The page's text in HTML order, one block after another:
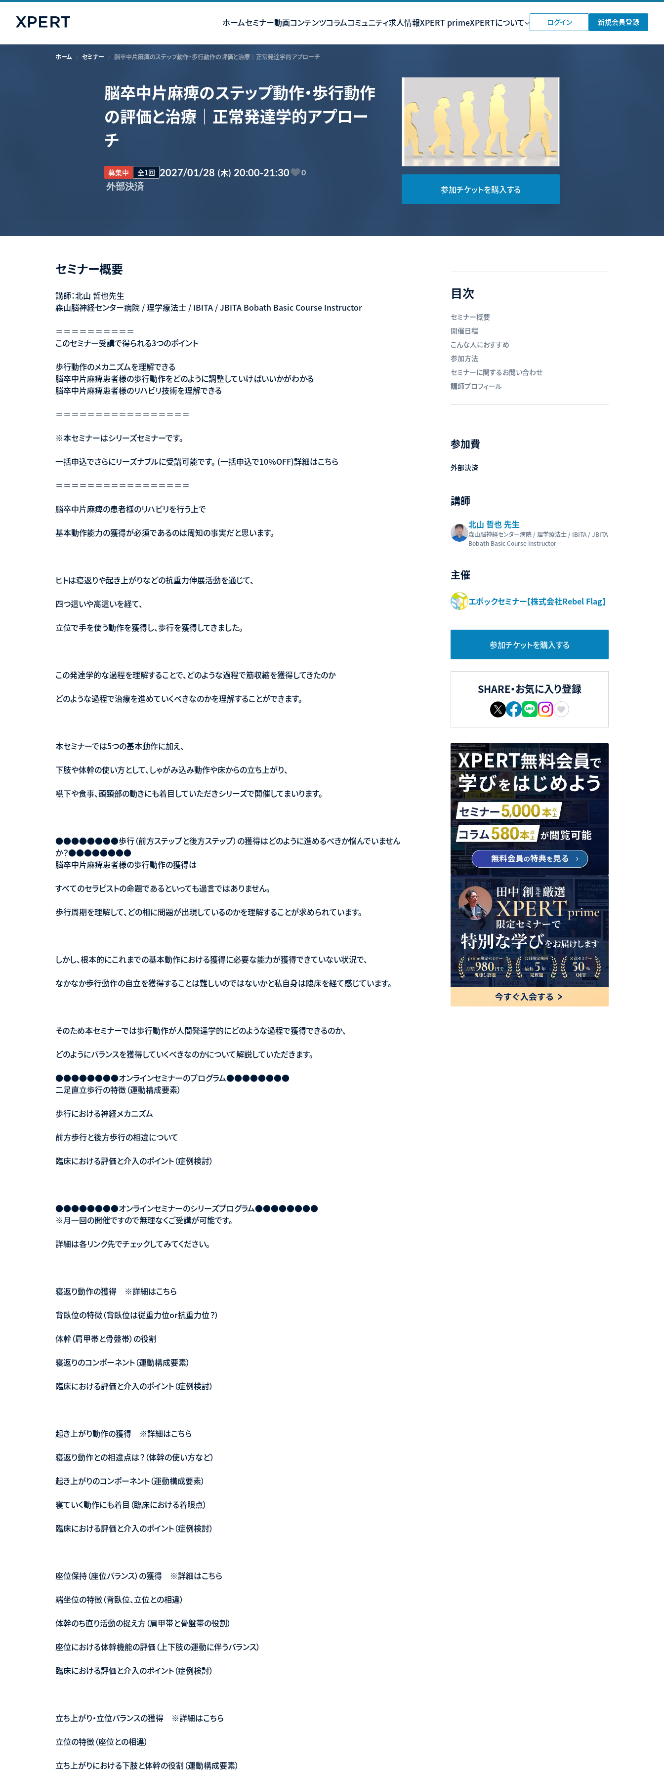
ホームセミナー動画コンテンツコラムコミュニティ求人情報XPERT primeXPERTについて ログイン 新規会員登録
ホーム セミナー 脳卒中片麻痺のステップ動作・歩行動作の評価と治療｜正常発達学的アプローチ
脳卒中片麻痺のステップ動作・歩行動作
の評価と治療｜正常発達学的アプロー
チ
募集中 全1回 2027/01/28 (木) 20:00-21:30 0
外部決済 参加チケットを購入する
目次
セミナー概要
開催日程
こんな人におすすめ
参加方法
セミナーに関するお問い合わせ
講師プロフィール
参加費
外部決済
講師
北山 哲也 先生
森山脳神経センター病院 / 理学療法士 / IBITA / JBITA
Bobath Basic Course Instructor
主催
エポックセミナー【株式会社Rebel Flag】
参加チケットを購入する
SHARE・お気に入り登録
セミナー概要
講師：北山 哲也先生
森山脳神経センター病院 / 理学療法士 / IBITA / JBITA Bobath Basic Course Instructor
＝＝＝＝＝＝＝＝＝＝
このセミナー受講で得られる3つのポイント
歩行動作のメカニズムを理解できる
脳卒中片麻痺患者様の歩行動作をどのように調整していけばいいかがわかる
脳卒中片麻痺患者様のリハビリ技術を理解できる
＝＝＝＝＝＝＝＝＝＝＝＝＝＝＝＝＝
※本セミナーはシリーズセミナーです。
一括申込でさらにリーズナブルに受講可能です。 (一括申込で10％OFF)詳細はこちら
＝＝＝＝＝＝＝＝＝＝＝＝＝＝＝＝＝
脳卒中片麻痺の患者様のリハビリを行う上で
基本動作能力の獲得が必須であるのは周知の事実だと思います。
ヒトは寝返りや起き上がりなどの抗重力伸展活動を通じて、
四つ這いや高這いを経て、
立位で手を使う動作を獲得し、歩行を獲得してきました。
この発達学的な過程を理解することで、どのような過程で筋収縮を獲得してきたのか
どのような過程で治療を進めていくべきなのかを理解することができます。
本セミナーでは5つの基本動作に加え、
下肢や体幹の使い方として、しゃがみ込み動作や床からの立ち上がり、
嚥下や食事、頭頚部の動きにも着目していただきシリーズで開催してまいります。
●●●●●●●●歩行（前方ステップと後方ステップ）の獲得はどのように進めるべきか悩んでいません
か？●●●●●●●●
脳卒中片麻痺患者様の歩行動作の獲得は
すべてのセラピストの命題であるといっても過言ではありません。
歩行周期を理解して、どの相に問題が出現しているのかを理解することが求められています。
しかし、根本的にこれまでの基本動作における獲得に必要な能力が獲得できていない状況で、
なかなか歩行動作の自立を獲得することは難しいのではないかと私自身は臨床を経て感じています。
そのため本セミナーでは歩行動作が人間発達学的にどのような過程で獲得できるのか、
どのようにバランスを獲得していくべきなのかについて解説していただきます。
●●●●●●●●オンラインセミナーのプログラム●●●●●●●●
二足直立歩行の特徴（運動構成要素）
歩行における神経メカニズム
前方歩行と後方歩行の相違について
臨床における評価と介入のポイント（症例検討）
●●●●●●●●オンラインセミナーのシリーズプログラム●●●●●●●●
※月一回の開催ですので無理なくご受講が可能です。
詳細は各リンク先でチェックしてみてください。
寝返り動作の獲得 ※詳細はこちら
背臥位の特徴（背臥位は従重力位or抗重力位？）
体幹（肩甲帯と骨盤帯）の役割
寝返りのコンポーネント（運動構成要素）
臨床における評価と介入のポイント（症例検討）
起き上がり動作の獲得 ※詳細はこちら
寝返り動作との相違点は？（体幹の使い方など）
起き上がりのコンポーネント（運動構成要素）
寝ていく動作にも着目（臨床における着眼点）
臨床における評価と介入のポイント（症例検討）
座位保持（座位バランス）の獲得 ※詳細はこちら
端坐位の特徴（背臥位、立位との相違）
体幹のち直り活動の捉え方（肩甲帯と骨盤帯の役割）
座位における体幹機能の評価（上下肢の運動に伴うバランス）
臨床における評価と介入のポイント（症例検討）
立ち上がり・立位バランスの獲得 ※詳細はこちら
立位の特徴（座位との相違）
立ち上がりにおける下肢と体幹の役割（運動構成要素）